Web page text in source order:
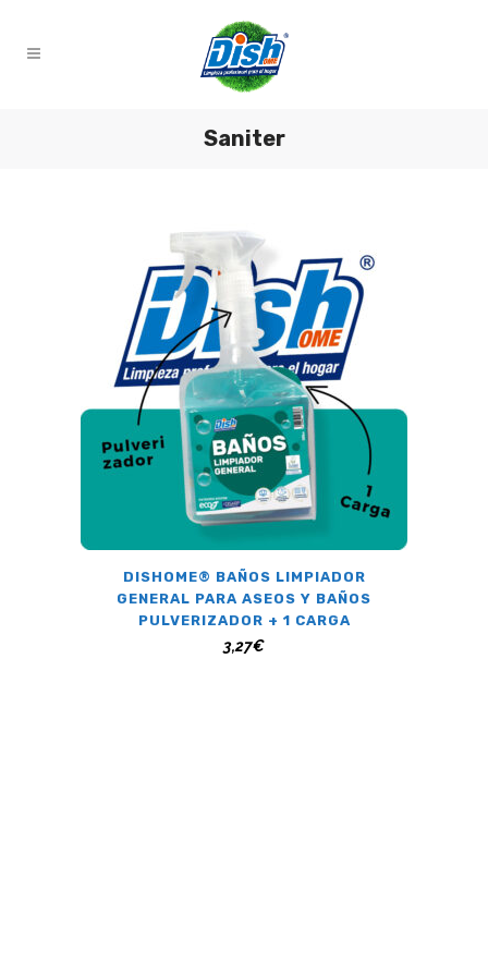
Saniter
DISHOME® BAÑOS LIMPIADOR
GENERAL PARA ASEOS Y BAÑOS
PULVERIZADOR + 1 CARGA
3,27€